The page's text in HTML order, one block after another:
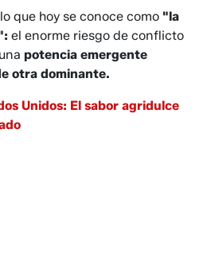
que hoy se conoce como "la
el enorme riesgo de conflicto
potencia emergente
otra dominante.
Unidos: El sabor agridulce